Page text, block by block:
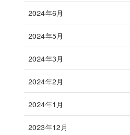
2024年6月
2024年5月
2024年3月
2024年2月
2024年1月
2023年12月